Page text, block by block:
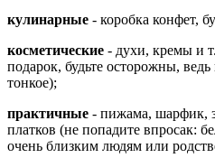
кулинарные - коробка конфет,
косметические - духи, кремы и
подарок, будьте осторожны,
тонкое);
практичные - пижама, шарфик,
платков (не попадите впросак:
очень близким людям или